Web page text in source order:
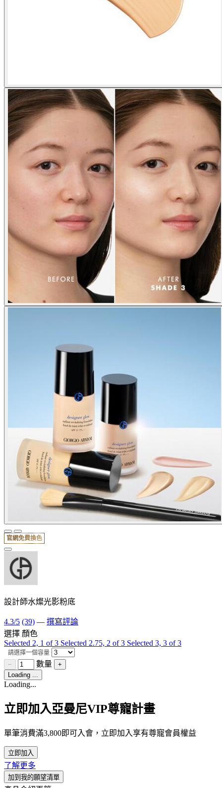
官網免費換色
設計師水燦光影粉底
4.3/5 (39) — 撰寫評論
選擇 顏色
Selected 2, 1 of 3 Selected 2.75, 2 of 3 Selected 3, 3 of 3
請選擇一個容量
− 數量
+
Loading ...
Loading...
立即加入亞曼尼VIP尊寵計畫
單筆消費滿3,800即可入會，立即加入享有尊寵會員權益
立即加入
了解更多
加到我的願望清單